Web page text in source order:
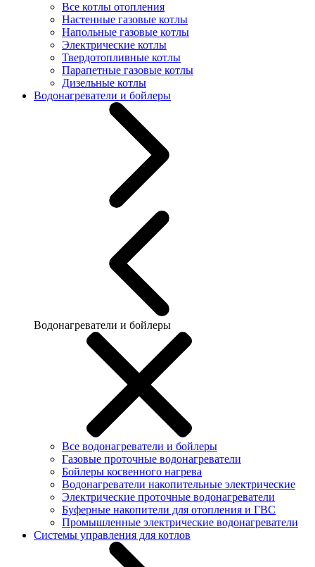
Все котлы отопления
Настенные газовые котлы
Напольные газовые котлы
Электрические котлы
Твердотопливные котлы
Парапетные газовые котлы
Дизельные котлы
Водонагреватели и бойлеры
Водонагреватели и бойлеры
Все водонагреватели и бойлеры
Газовые проточные водонагреватели
Бойлеры косвенного нагрева
Водонагреватели накопительные электрические
Электрические проточные водонагреватели
Буферные накопители для отопления и ГВС
Промышленные электрические водонагреватели
Системы управления для котлов